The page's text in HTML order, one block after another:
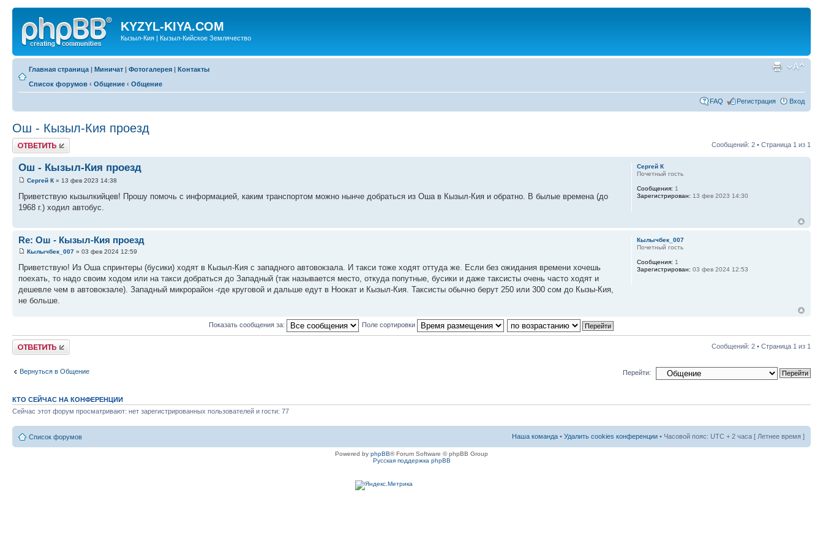
KYZYL-KIYA.COM
Кызыл-Кия | Кызыл-Кийское Землячество
Главная страница | Миничат | Фотогалерея | Контакты
Список форумов ‹ Общение ‹ Общение
FAQ Регистрация Вход
Ош - Кызыл-Кия проезд
Ответить Сообщений: 2 • Страница 1 из 1
Ош - Кызыл-Кия проезд
Сергей К » 13 фев 2023 14:38
Приветствую кызылкийцев! Прошу помочь с информацией, каким транспортом можно нынче добраться из Оша в Кызыл-Кия и обратно. В былые времена (до
1968 г.) ходил автобус.
Сергей К
Почетный гость
Сообщения: 1
Зарегистрирован: 13 фев 2023 14:30
Re: Ош - Кызыл-Кия проезд
Кылычбек_007 » 03 фев 2024 12:59
Приветствую! Из Оша спринтеры (бусики) ходят в Кызыл-Кия с западного автовокзала. И такси тоже ходят оттуда же. Если без ожидания времени хочешь
поехать, то надо своим ходом или на такси добраться до Западный (так называется место, откуда попутные, бусики и даже таксисты очень часто ходят и
дешевле чем в автовокзале). Западный микрорайон -где круговой и дальше едут в Ноокат и Кызыл-Кия. Таксисты обычно берут 250 или 300 сом до Кызы-Кия,
не больше.
Кылычбек_007
Почетный гость
Сообщения: 1
Зарегистрирован: 03 фев 2024 12:53
Показать сообщения за: Поле сортировки
Ответить Сообщений: 2 • Страница 1 из 1
Вернуться в Общение Перейти:
КТО СЕЙЧАС НА КОНФЕРЕНЦИИ
Сейчас этот форум просматривают: нет зарегистрированных пользователей и гости: 77
Список форумов Наша команда • Удалить cookies конференции • Часовой пояс: UTC + 2 часа [ Летнее время ]
Powered by phpBB® Forum Software © phpBB Group
Русская поддержка phpBB